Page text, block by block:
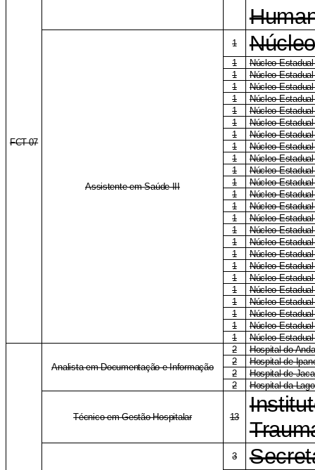
FCT-07
Assistente em Saúde III
1
1
Núcleo
1
Núcleo
1
Núcleo
1
Núcleo
1
Núcleo
1
Núcleo
1
Núcleo
1
Núcleo
1
Núcleo
1
Núcleo
1
Núcleo
1
Núcleo
1
Núcleo
1
Núcleo
1
Núcleo
1
Núcleo
1
Núcleo
1
Núcleo
1
Núcleo
1
Núcleo
1
Núcleo
1
Núcleo
1
Núcleo
1
Núcleo
Analista em Documentação e Informação
2
Hospital do
2
Hospital de
2
Hospital de
2
Hospital da
Técnico em Gestão Hospitalar 13
3